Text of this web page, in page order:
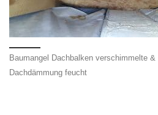
Baumangel Dachbalken verschimmelte &
Dachdämmung feucht